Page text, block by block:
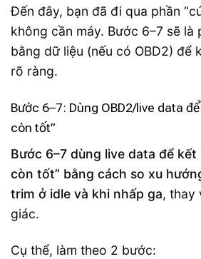
Đến đây, bạn đã đi qua phần
không cần máy. Bước 6–7 sẽ là
bằng dữ liệu (nếu có OBD2) để
rõ ràng.
Bước 6–7: Dùng OBD2/live data
còn tốt”
Bước 6–7 dùng live data để kết
còn tốt” bằng cách so xu
trim ở idle và khi nhấp ga, thay
giác.
Cụ thể, làm theo 2 bước: